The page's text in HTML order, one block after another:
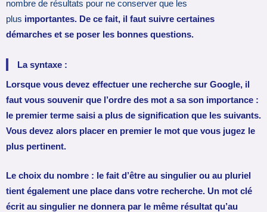
nombre de résultats pour ne conserver que les
plus importantes. De ce fait, il faut suivre certaines
démarches et se poser les bonnes questions.
La syntaxe :
Lorsque vous devez effectuer une recherche sur Google, il
faut vous souvenir que l’ordre des mot a sa son importance :
le premier terme saisi a plus de signification que les suivants.
Vous devez alors placer en premier le mot que vous jugez le
plus pertinent.
Le choix du nombre : le fait d’être au singulier ou au pluriel
tient également une place dans votre recherche. Un mot clé
écrit au singulier ne donnera par le même résultat qu’au